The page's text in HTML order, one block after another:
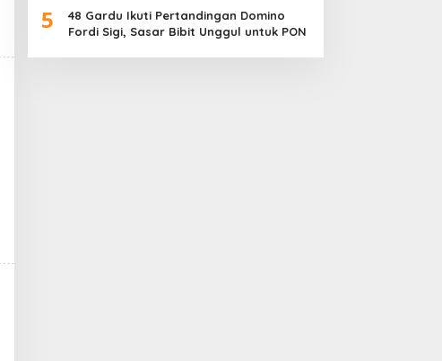
5
48 Gardu Ikuti Pertandingan Domino
Fordi Sigi, Sasar Bibit Unggul untuk PON